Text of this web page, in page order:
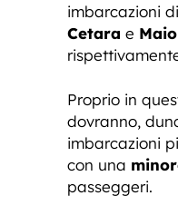
imbarcazioni
Cetara e
Proprio in
dovranno,
imbarcazioni
con una
passeggeri.